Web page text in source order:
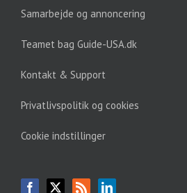
Samarbejde og annoncering
Teamet bag Guide-USA.dk
Kontakt & Support
Privatlivspolitik og cookies
Cookie indstillinger